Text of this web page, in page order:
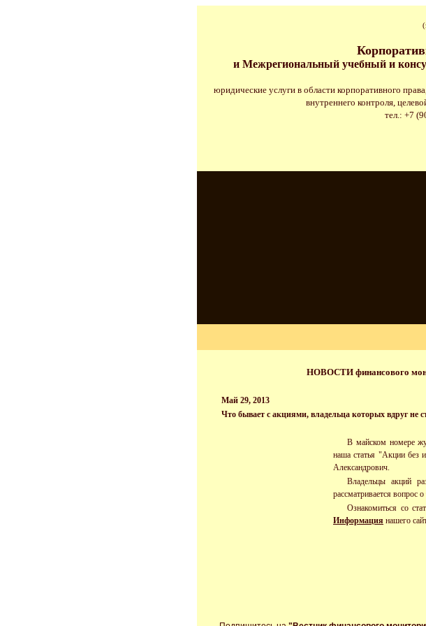
и Межрегиональный учебный и
юридические услуги в области корпоративного
внутреннего контроля,
тел.: +7
НОВОСТИ финансового
Май 29, 2013
Что бывает с акциями, владельца которых вдруг не
В майском номере
наша статья "Акции без
Александрович.
Владельцы акций
рассматривается вопрос
Ознакомиться со
Информация нашего